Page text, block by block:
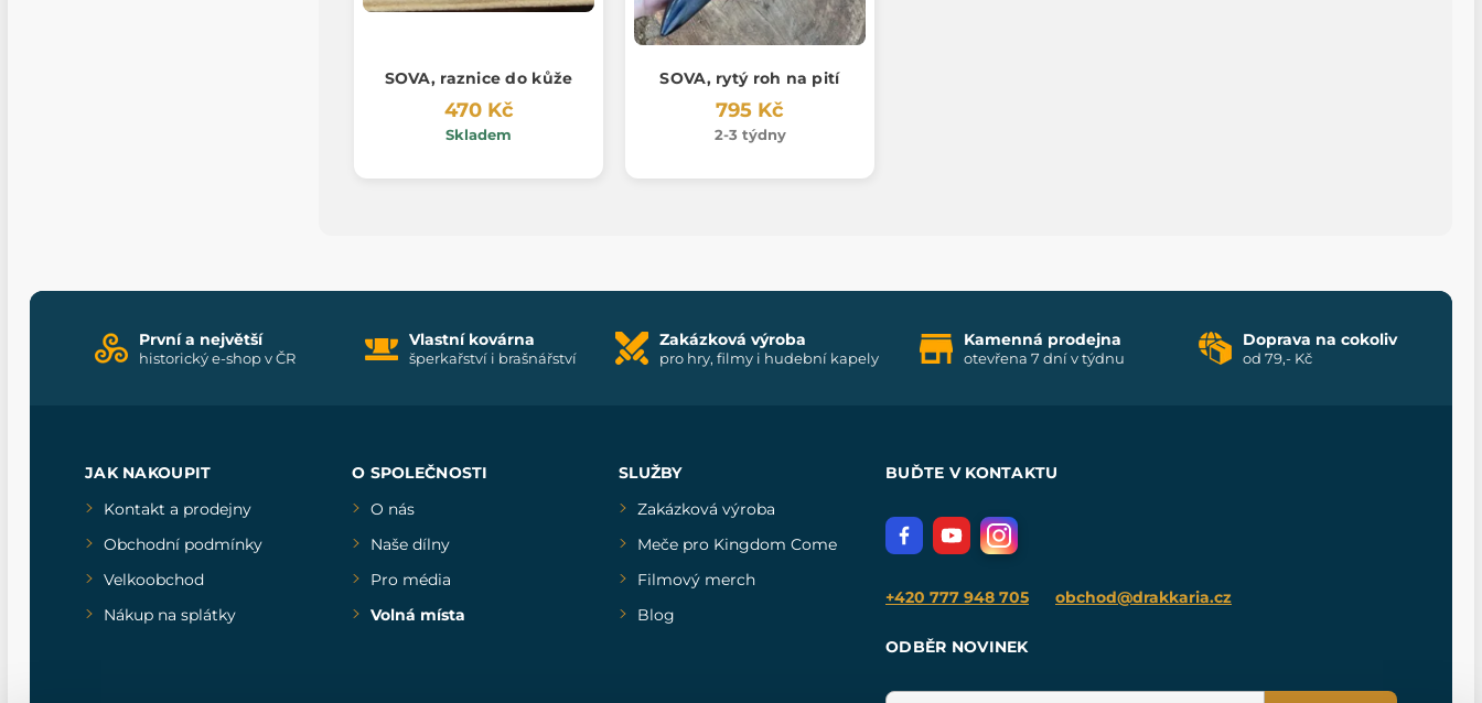
SOVA, raznice do kůže
470 Kč
Skladem
SOVA, rytý roh na pití
795 Kč
2-3 týdny
První a největší
historický e-shop v ČR
Vlastní kovárna
šperkařství i brašnářství
Zakázková výroba
pro hry, filmy i hudební kapely
Kamenná prodejna
otevřena 7 dní v týdnu
Doprava na cokoliv
od 79,- Kč
JAK NAKOUPIT
Kontakt a prodejny
Obchodní podmínky
Velkoobchod
Nákup na splátky
O SPOLEČNOSTI
O nás
Naše dílny
Pro média
Volná místa
SLUŽBY
Zakázková výroba
Meče pro Kingdom Come
Filmový merch
Blog
BUĎTE V KONTAKTU
+420 777 948 705 obchod@drakkaria.cz
ODBĚR NOVINEK